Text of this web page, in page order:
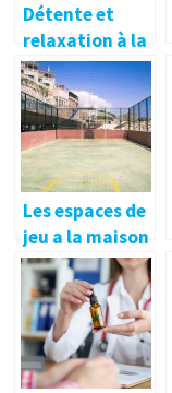
Détente et
relaxation à la
maison après
le boulot :
comment y
arriver ?
Les espaces de
jeu a la maison
pour se divertir
ou ameliorer
ses
competences